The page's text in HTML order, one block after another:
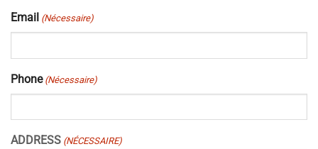
Email (Nécessaire)
Phone (Nécessaire)
ADDRESS (NÉCESSAIRE)